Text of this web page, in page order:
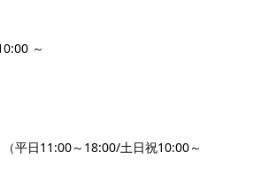
～
平日11:00～18:00/土日祝10:00～